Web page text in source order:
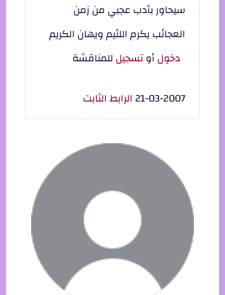
سيحاور بأدب عجبي من زمن
العجائب يكرم اللئيم ويهان الكريم
دخولأوتسجيلللمناقشة
21-03-2007 الرابط الثابت